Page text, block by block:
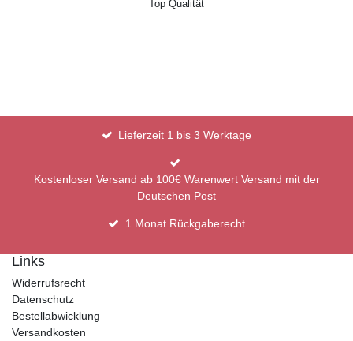
Top Qualität
Lieferzeit 1 bis 3 Werktage
Kostenloser Versand ab 100€ Warenwert Versand mit der
Deutschen Post
1 Monat Rückgaberecht
Links
Widerrufsrecht
Datenschutz
Bestellabwicklung
Versandkosten